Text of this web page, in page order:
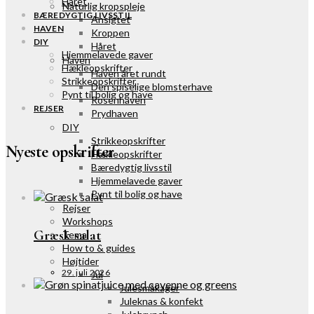
Naturlig kropspleje
Ansigtet
Kroppen
Håret
Haven
Haven året rundt
Den spiselige blomsterhave
Rosenhaven
Prydhaven
DIY
Strikkeopskrifter
Hækleopskrifter
Bæredygtig livsstil
Hjemmelavede gaver
Pynt til bolig og have
Rejser
Workshops
Tema
How to & guides
Højtider
Jul
Julesmåkager
Juleknas & konfekt
BÆREDYGTIG LIVSSTIL
HAVEN
DIY
Hjemmelavede gaver
Hækleopskrifter
Strikkeopskrifter
Pynt til bolig og have
REJSER
Nyeste opskrifter
Græsk salat
29. juli 2026